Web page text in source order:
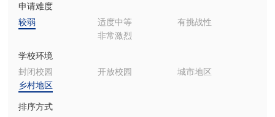
申请难度
较弱
适度中等
有挑战性
非常激烈
学校环境
封闭校园
开放校园
城市地区
乡村地区
排序方式